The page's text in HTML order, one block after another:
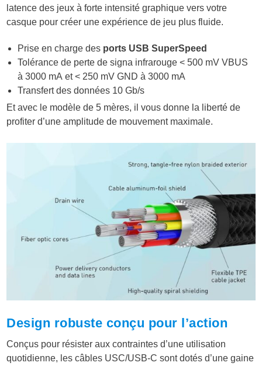
latence des jeux à forte intensité graphique vers votre
casque pour créer une expérience de jeu plus fluide.
Prise en charge des ports USB SuperSpeed
Tolérance de perte de signa infrarouge < 500 mV VBUS
à 3000 mA et < 250 mV GND à 3000 mA
Transfert des données 10 Gb/s
Et avec le modèle de 5 mères, il vous donne la liberté de
profiter d’une amplitude de mouvement maximale.
Design robuste conçu pour l’action
Conçus pour résister aux contraintes d’une utilisation
quotidienne, les câbles USC/USB-C sont dotés d’une gaine